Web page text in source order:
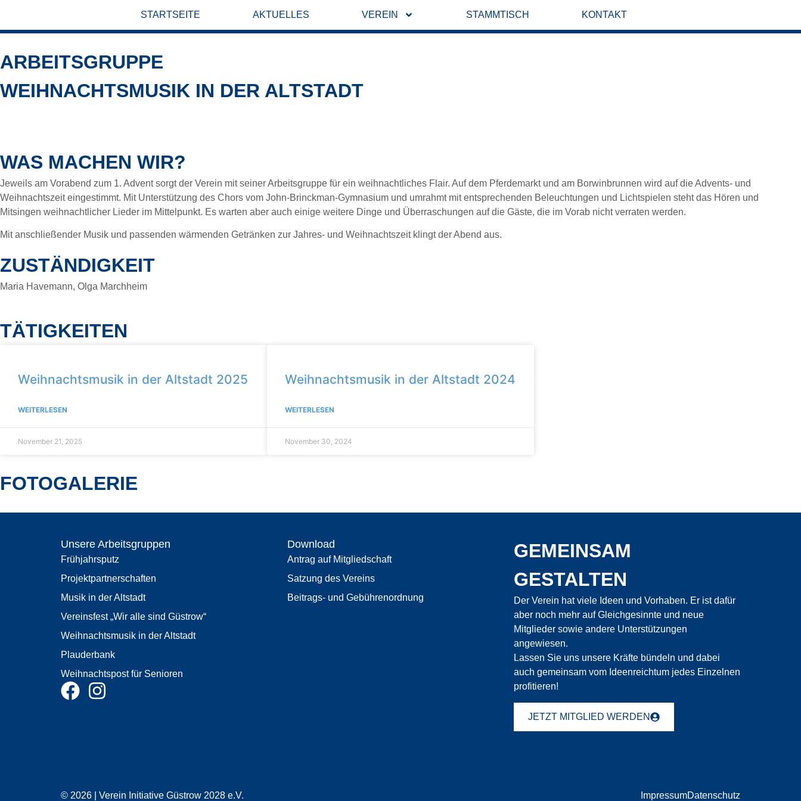
STARTSEITE AKTUELLES VEREIN STAMMTISCH KONTAKT
ARBEITSGRUPPE
WEIHNACHTSMUSIK IN DER ALTSTADT
WAS MACHEN WIR?
Jeweils am Vorabend zum 1. Advent sorgt der Verein mit seiner Arbeitsgruppe für ein weihnachtliches Flair. Auf dem Pferdemarkt und am Borwinbrunnen wird auf die Advents- und
Weihnachtszeit eingestimmt. Mit Unterstützung des Chors vom John-Brinckman-Gymnasium und umrahmt mit entsprechenden Beleuchtungen und Lichtspielen steht das Hören und
Mitsingen weihnachtlicher Lieder im Mittelpunkt. Es warten aber auch einige weitere Dinge und Überraschungen auf die Gäste, die im Vorab nicht verraten werden.
Mit anschließender Musik und passenden wärmenden Getränken zur Jahres- und Weihnachtszeit klingt der Abend aus.
ZUSTÄNDIGKEIT
Maria Havemann, Olga Marchheim
TÄTIGKEITEN
Weihnachtsmusik in der Altstadt 2025
WEITERLESEN
November 21, 2025
Weihnachtsmusik in der Altstadt 2024
WEITERLESEN
November 30, 2024
FOTOGALERIE
Unsere Arbeitsgruppen
Frühjahrsputz
Projektpartnerschaften
Musik in der Altstadt
Vereinsfest „Wir alle sind Güstrow“
Weihnachtsmusik in der Altstadt
Plauderbank
Weihnachtspost für Senioren
Download
Antrag auf Mitgliedschaft
Satzung des Vereins
Beitrags- und Gebührenordnung
GEMEINSAM
GESTALTEN
Der Verein hat viele Ideen und Vorhaben. Er ist dafür
aber noch mehr auf Gleichgesinnte und neue
Mitglieder sowie andere Unterstützungen
angewiesen.
Lassen Sie uns unsere Kräfte bündeln und dabei
auch gemeinsam vom Ideenreichtum jedes Einzelnen
profitieren!
JETZT MITGLIED WERDEN
© 2026 | Verein Initiative Güstrow 2028 e.V. ImpressumDatenschutz